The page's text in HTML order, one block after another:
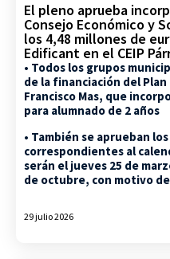
El pleno aprueba
Consejo Económico y
los 4,48 millones de
Edificant en el CEIP
• Todos los grupos
de la financiación del Plan
Francisco Mas, que
para alumnado de 2 años
• También se aprueban
correspondientes al
serán el jueves 25 de
de octubre, con motivo
29 julio 2026